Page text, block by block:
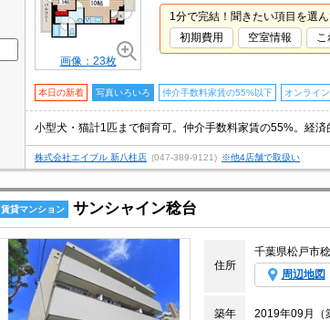
画像：23枚
1分で完結！聞きたい項目を選
初期費用
空室情報
本日の新着 写真いろいろ 仲介手数料家賃の55%以下 オンライ
小型犬・猫計1匹まで飼育可。仲介手数料家賃の55%。経済
株式会社エイブル 新八柱店 (047-389-9121) ※他4店舗で取扱い
賃貸マンション サンシャイン稔台
住所
千葉県松戸市
周辺地図
築年
2019年09月（